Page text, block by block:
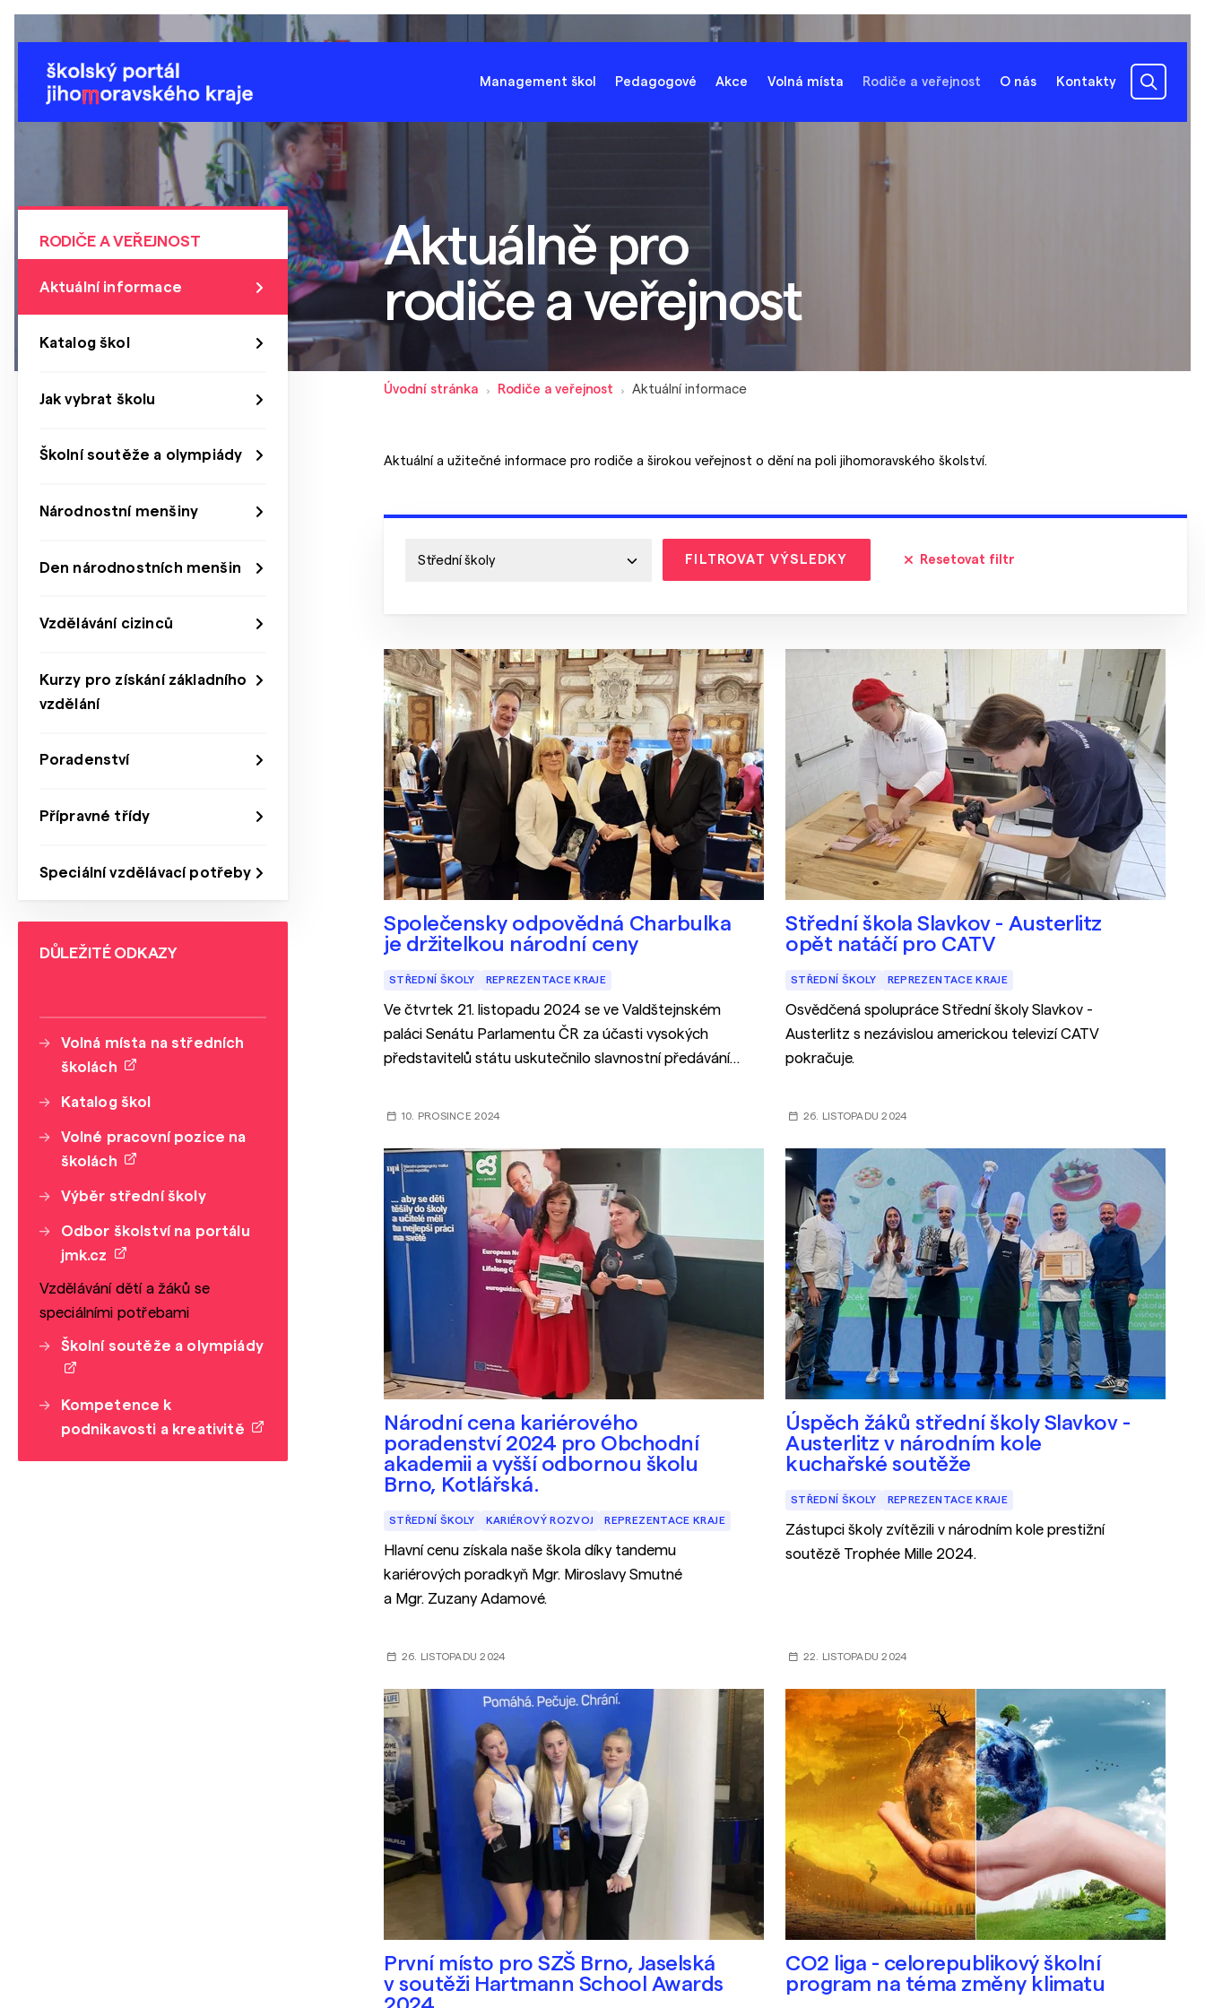
Management škol Pedagogové Akce Volná místa Rodiče a veřejnost O nás Kontakty
Aktuálně pro
rodiče a veřejnost
Úvodní stránka Rodiče a veřejnost Aktuální informace
Aktuální a užitečné informace pro rodiče a širokou veřejnost o dění na poli jihomoravského školství.
FILTROVAT VÝSLEDKY Resetovat filtr
Společensky odpovědná Charbulka
je držitelkou národní ceny
STŘEDNÍ ŠKOLY REPREZENTACE KRAJE
Ve čtvrtek 21. listopadu 2024 se ve Valdštejnském
paláci Senátu Parlamentu ČR za účasti vysokých
představitelů státu uskutečnilo slavnostní předávání
10. PROSINCE 2024
Střední škola Slavkov - Austerlitz
opět natáčí pro CATV
STŘEDNÍ ŠKOLY REPREZENTACE KRAJE
Osvědčená spolupráce Střední školy Slavkov -
Austerlitz s nezávislou americkou televizí CATV
pokračuje.
26. LISTOPADU 2024
Národní cena kariérového
poradenství 2024 pro Obchodní
akademii a vyšší odbornou školu
Brno, Kotlářská.
STŘEDNÍ ŠKOLY KARIÉROVÝ ROZVOJ REPREZENTACE KRAJE
Hlavní cenu získala naše škola díky tandemu
kariérových poradkyň Mgr. Miroslavy Smutné
a Mgr. Zuzany Adamové.
26. LISTOPADU 2024
Úspěch žáků střední školy Slavkov -
Austerlitz v národním kole
kuchařské soutěže
STŘEDNÍ ŠKOLY REPREZENTACE KRAJE
Zástupci školy zvítězili v národním kole prestižní
soutězě Trophée Mille 2024.
22. LISTOPADU 2024
První místo pro SZŠ Brno, Jaselská
v soutěži Hartmann School Awards
CO2 liga - celorepublikový školní
program na téma změny klimatu
RODIČE A VEŘEJNOST
Aktuální informace
Katalog škol
Jak vybrat školu
Školní soutěže a olympiády
Národnostní menšiny
Den národnostních menšin
Vzdělávání cizinců
Kurzy pro získání základního
vzdělání
Poradenství
Přípravné třídy
Speciální vzdělávací potřeby
DŮLEŽITÉ ODKAZY
Volná místa na středních
školách
Katalog škol
Volné pracovní pozice na
školách
Výběr střední školy
Odbor školství na portálu
jmk.cz
Vzdělávání dětí a žáků se
speciálními potřebami
Školní soutěže a olympiády
Kompetence k
podnikavosti a kreativitě